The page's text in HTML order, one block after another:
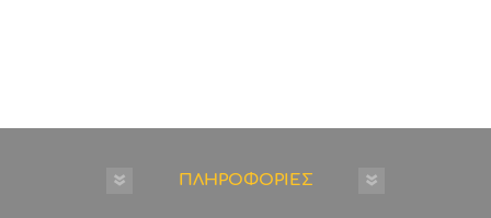
ΠΛΗΡΟΦΟΡΙΕΣ